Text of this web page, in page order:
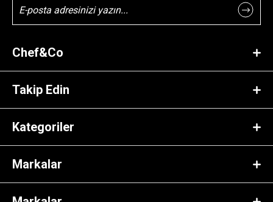
Chef&Co
Takip Edin
Kategoriler
Markalar